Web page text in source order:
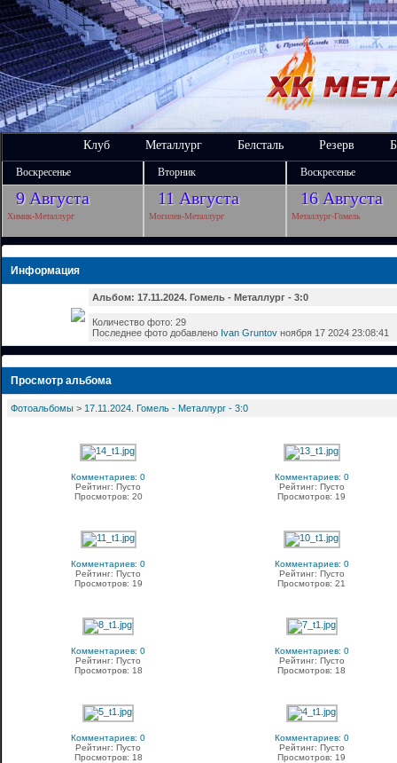
Клуб Металлург Белсталь Резерв
Воскресенье Вторник Воскресенье
9 Августа 11 Августа 16 Августа
Химик-Металлург Могилев-Металлург Металлург-Гомель
Информация
Альбом: 17.11.2024. Гомель - Металлург - 3:0
Количество фото: 29
Последнее фото добавлено Ivan Gruntov ноября 17 2024 23:08:41
Просмотр альбома
Фотоальбомы > 17.11.2024. Гомель - Металлург - 3:0
Комментариев: 0
Рейтинг: Пусто
Просмотров: 20
Комментариев: 0
Рейтинг: Пусто
Просмотров: 19
Комментариев: 0
Рейтинг: Пусто
Просмотров: 19
Комментариев: 0
Рейтинг: Пусто
Просмотров: 21
Комментариев: 0
Рейтинг: Пусто
Просмотров: 18
Комментариев: 0
Рейтинг: Пусто
Просмотров: 18
Комментариев: 0
Рейтинг: Пусто
Просмотров: 18
Комментариев: 0
Рейтинг: Пусто
Просмотров: 19